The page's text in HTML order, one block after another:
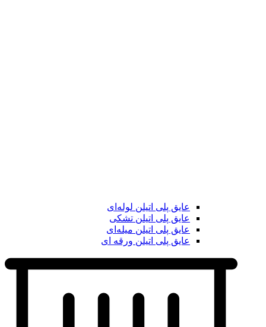
عایق پلی اتیلن لوله‌ای
عایق پلی اتیلن تشکی
عایق پلی اتیلن میله‌ای
عایق پلی اتیلن ورقه ای